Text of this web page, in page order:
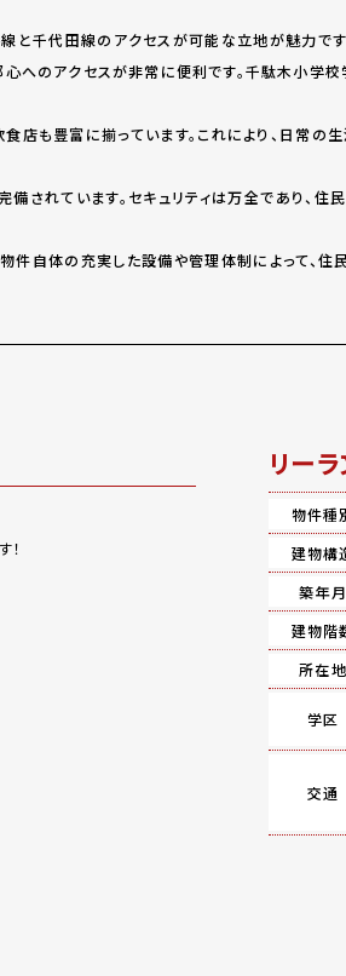
と千代田線のアクセスが可能な立地が魅力です
心へのアクセスが非常に便利です。千駄木小学
店も豊富に揃っています。これにより、日常
されています。セキュリティは万全であり、住
件自体の充実した設備や管理体制によって、
！
リー
物件種
建物構
築年月
建物階
所在地
学区
交通